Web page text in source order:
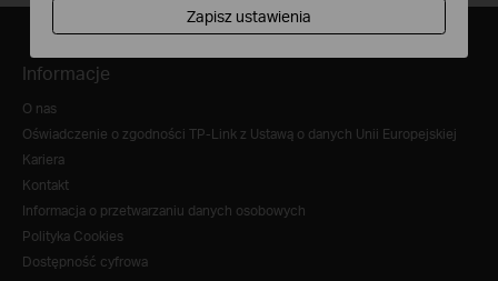
Informacje
O nas
Oświadczenie o zgodności TP-Link z Ustawą o danych Unii Europejskiej
Kariera
Kontakt
Informacja o przetwarzaniu danych osobowych
Polityka Cookies
Dostępność cyfrowa
Zapisz ustawienia